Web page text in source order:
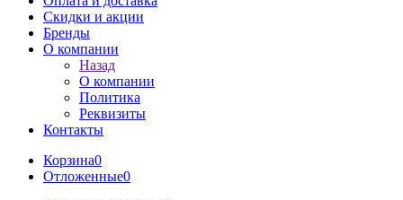
Скидки и акции
Бренды
О компании
Назад
О компании
Политика
Реквизиты
Контакты
Корзина0
Отложенные0